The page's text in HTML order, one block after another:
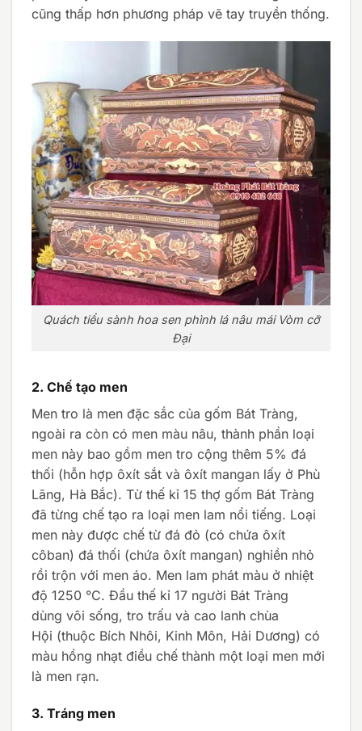
cũng thấp hơn phương pháp vẽ tay truyền thống.
Quách tiểu sành hoa sen phình lá nâu mái Vòm cỡ
Đại
2. Chế tạo men
Men tro là men đặc sắc của gốm Bát Tràng,
ngoài ra còn có men màu nâu, thành phần loại
men này bao gồm men tro cộng thêm 5% đá
thối (hỗn hợp ôxít sắt và ôxít mangan lấy ở Phù
Lãng, Hà Bắc). Từ thế kỉ 15 thợ gốm Bát Tràng
đã từng chế tạo ra loại men lam nổi tiếng. Loại
men này được chế từ đá đỏ (có chứa ôxít
côban) đá thối (chứa ôxít mangan) nghiền nhỏ
rồi trộn với men áo. Men lam phát màu ở nhiệt
độ 1250 °C. Đầu thế kỉ 17 người Bát Tràng
dùng vôi sống, tro trấu và cao lanh chùa
Hội (thuộc Bích Nhôi, Kinh Môn, Hải Dương) có
màu hồng nhạt điều chế thành một loại men mới
là men rạn.
3. Tráng men